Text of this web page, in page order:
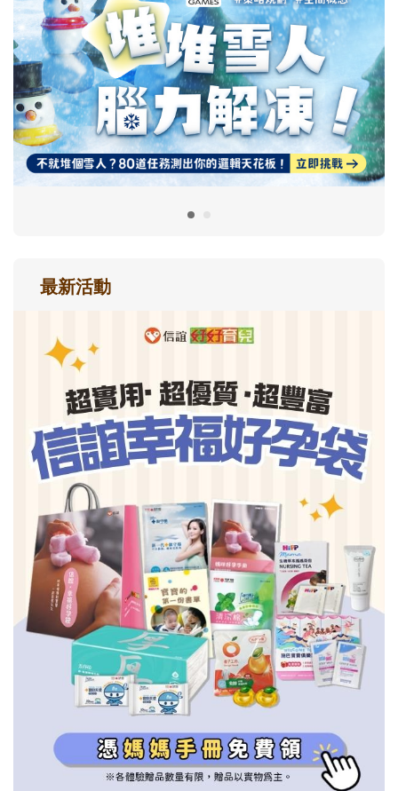
最新活動
信誼基金會
2022信誼年度報告
2023信誼年度報告
附設幼兒園
小袋鼠幼師網